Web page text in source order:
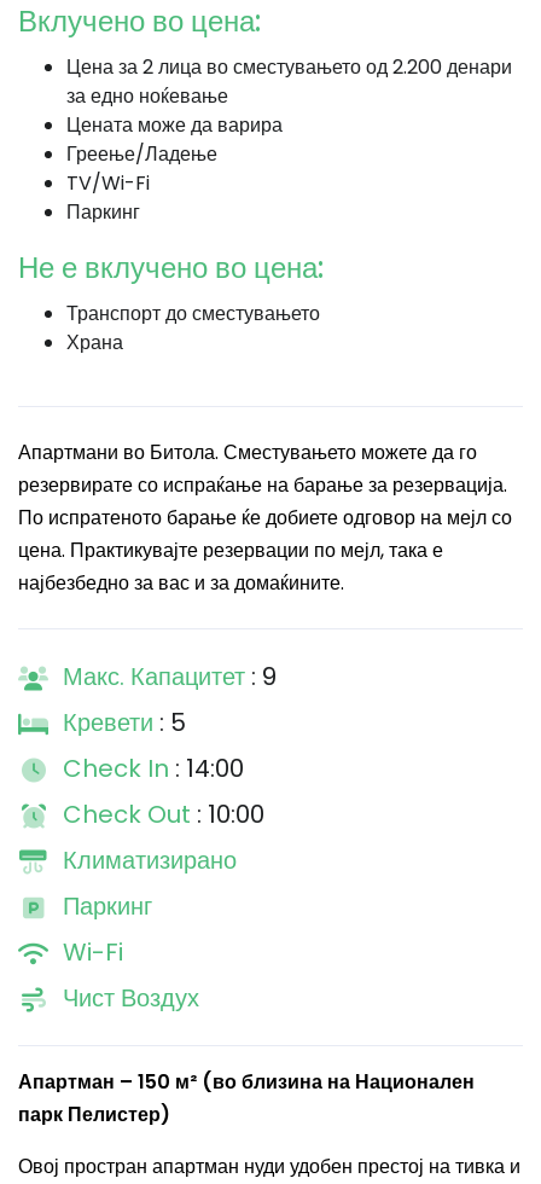
Вклучено во цена:
Цена за 2 лица во сместувањето од 2.200 денари
за едно ноќевање
Цената може да варира
Греење/Ладење
TV/Wi-Fi
Паркинг
Не е вклучено во цена:
Транспорт до сместувањето
Храна
Апартмани во Битола. Сместувањето можете да го
резервирате со испраќање на барање за резервација.
По испратеното барање ќе добиете одговор на мејл со
цена. Практикувајте резервации по мејл, така е
најбезбедно за вас и за домаќините.
Макс. Капацитет : 9
Кревети : 5
Check In : 14:00
Check Out : 10:00
Климатизирано
Паркинг
Wi-Fi
Чист Воздух
Апартман – 150 м² (во близина на Национален
парк Пелистер)
Овој простран апартман нуди удобен престој на тивка и